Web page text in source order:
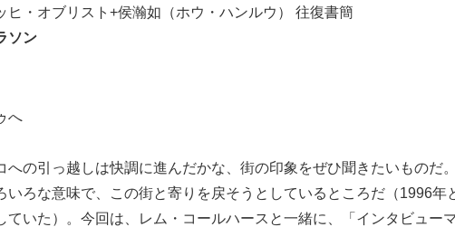
ヒ・オブリスト+侯瀚如（ホウ・ハンルウ） 往復書簡
ソン
へ
への引っ越しは快調に進んだかな、街の印象をぜひ聞きたいものだ
いろな意味で、この街と寄りを戻そうとしているところだ（1996年
ていた）。今回は、レム・コールハースと一緒に、「インタビュー